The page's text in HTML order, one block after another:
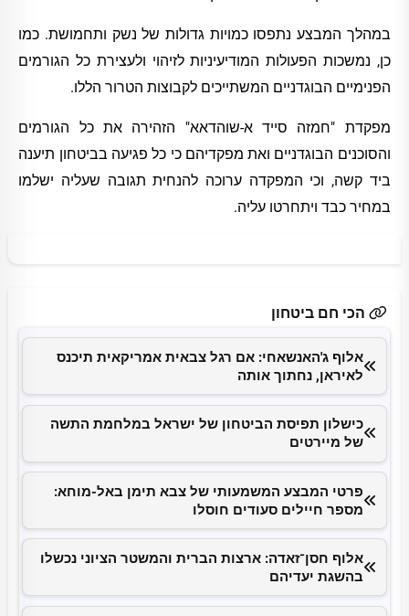
במהלך המבצע נתפסו כמויות גדולות של נשק ותחמושת. כמו
כן, נמשכות הפעולות המודיעיניות לזיהוי ולעצירת כל הגורמים
הפנימיים הבוגדניים המשתייכים לקבוצות הטרור הללו.
מפקדת "חמזה סייד א-שוהדאא" הזהירה את כל הגורמים
והסוכנים הבוגדניים ואת מפקדיהם כי כל פגיעה בביטחון תיענה
ביד קשה, וכי המפקדה ערוכה להנחית תגובה שעליה ישלמו
במחיר כבד ויתחרטו עליה.
הכי חם ביטחון
אלוף ג'האנשאחי: אם רגל צבאית אמריקאית תיכנס
לאיראן, נחתוך אותה
כישלון תפיסת הביטחון של ישראל במלחמת התשה
של מיירטים
פרטי המבצע המשמעותי של צבא תימן באל-מוחא:
מספר חיילים סעודים חוסלו
אלוף חסן־זאדה: ארצות הברית והמשטר הציוני נכשלו
בהשגת יעדיהם